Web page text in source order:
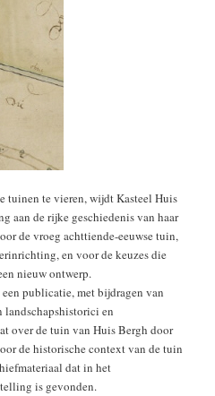
tuinen te vieren, wijdt Kasteel Huis
aan de rijke geschiedenis van haar
de vroeg achttiende-eeuwse tuin,
en voor de keuzes die
nieuw ontwerp.
publicatie, met bijdragen van
landschapshistorici en
over de tuin van Huis Bergh door
de historische context van de tuin
dat in het
is gevonden.